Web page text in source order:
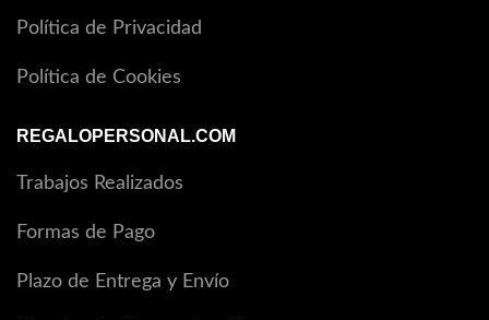
Política de Privacidad
Política de Cookies
REGALOPERSONAL.COM
Trabajos Realizados
Formas de Pago
Plazo de Entrega y Envío